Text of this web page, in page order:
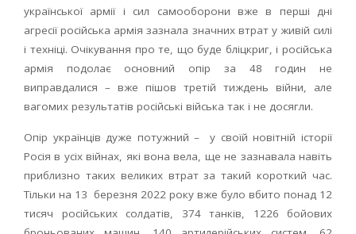
української армії і сил самооборони вже в перші дні
агресії російська армія зазнала значних втрат у живій силі
і техніці. Очікування про те, що буде бліцкриг, і російська
армія подолає основний опір за 48 годин не
виправдалися – вже пішов третій тиждень війни, але
вагомих результатів російські війська так і не досягли.
Опір українців дуже потужний – у своїй новітній історії
Росія в усіх війнах, які вона вела, ще не зазнавала навіть
приблизно таких великих втрат за такий короткий час.
Тільки на 13 березня 2022 року вже було вбито понад 12
тисяч російських солдатів, 374 танків, 1226 бойових